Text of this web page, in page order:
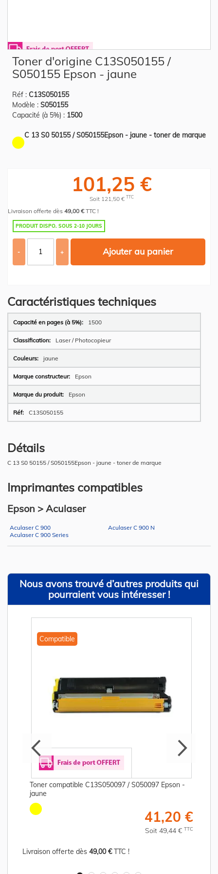
the
beginning
images
gallery
Toner d'origine C13S050155 /
S050155 Epson - jaune
Réf : C13S050155
Modèle : S050155
Capacité (à 5%) : 1500
C 13 S0 50155 / S050155Epson - jaune - toner de marque
101,25 €
Soit 121,50 € TTC
Livraison offerte dès 49,00 €TTC !
PRODUIT DISPO. SOUS 2-10 JOURS
- + Ajouter au panier
Caractéristiques techniques
Plus
d’information
1500
Laser / Photocopieur
jaune
Epson
Epson
C13S050155
Détails
C 13 S0 50155 / S050155Epson - jaune - toner de marque
Imprimantes compatibles
Epson > Aculaser
Aculaser C 900
Aculaser C 900 N
Aculaser C 900 Series
Nous avons trouvé d’autres produits qui
pourraient vous intéresser !
Compatible
Toner compatible C13S050097 / S050097 Epson -
jaune
41,20 €
Soit 49,44 € TTC
Livraison offerte dès 49,00 €TTC !